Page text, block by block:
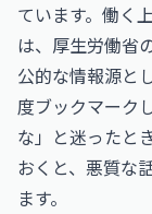
ています。働く
は、厚生労働省
公的な情報源とし
度ブックマーク
な」と迷ったと
おくと、悪質な
ます。